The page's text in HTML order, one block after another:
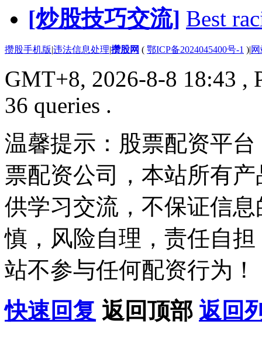
[炒股技巧交流] Best
攒股手机版|违法信息处理|攒股网 ( 鄂ICP备2024045400号-1 )|
GMT+8, 2026-8-8 18:43 ,
36 queries .
温馨提示：股票配资平
票配资公司，本站所有
供学习交流，不保证信
慎，风险自理，责任自
站不参与任何配资行为！
快速回复 返回顶部 返回